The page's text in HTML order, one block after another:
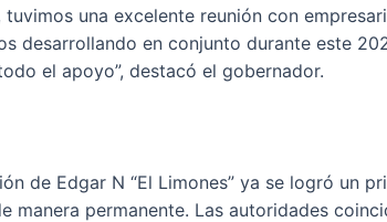
una excelente reunión con
desarrollando en conjunto durante este
el apoyo”, destacó el gobernador.
de Edgar N “El Limones” ya se logró un
permanente. Las autoridades